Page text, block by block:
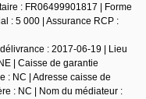
: FR06499901817 | Forme
: 5 000 | Assurance RCP :
: 2017-06-19 | Lieu
| Caisse de garantie
: NC | Adresse caisse de
: NC | Nom du médiateur :